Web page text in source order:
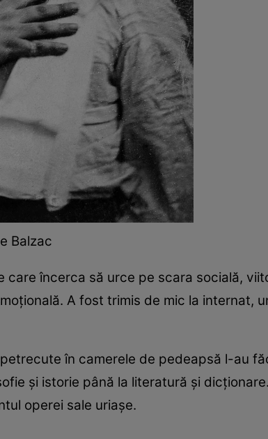
Balzac
încerca să urce pe scara socială,
A fost trimis de mic la internat,
în camerele de pedeapsă l-au
și istorie până la literatură și
operei sale uriașe.